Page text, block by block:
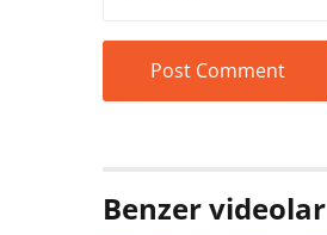
Benzer videolar